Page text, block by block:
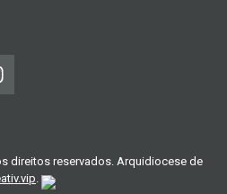
direitos reservados. Arquidiocese de
.